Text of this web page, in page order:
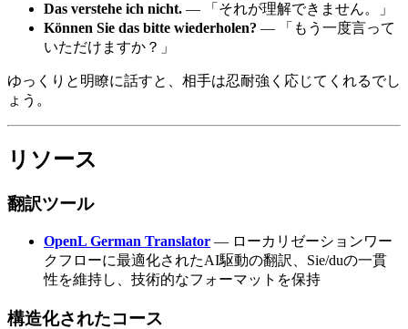
Das verstehe ich nicht. — 「それが理解できません。」
Können Sie das bitte wiederholen? — 「もう一度言って
いただけますか？」
ゆっくりと明瞭に話すと、相手は忍耐強く応じてくれるでし
ょう。
リソース
翻訳ツール
OpenL German Translator — ローカリゼーションワー
クフローに最適化されたAI駆動の翻訳、Sie/duの一貫
性を維持し、技術的なフォーマットを保持
構造化されたコース